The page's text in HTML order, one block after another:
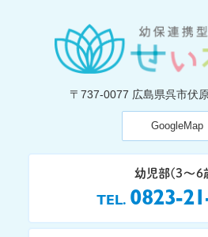
〒737-0077 広島県呉市伏
GoogleMap
幼児部(3〜6
TEL 0823-